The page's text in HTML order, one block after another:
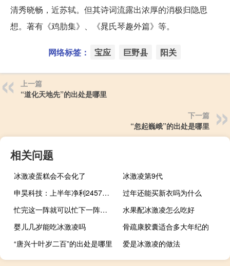
清秀晓畅，近苏轼。但其诗词流露出浓厚的消极归隐思
想。著有《鸡肋集》、《晁氏琴趣外篇》等。
网络标签： 宝应 巨野县 阳关
上一篇
“道化天地先”的出处是哪里
下一篇
“忽起巍峨”的出处是哪里
相关问题
冰激凌蛋糕会不会化了
冰激凌第9代
申昊科技：上半年净利2457万元 同比增长178.26%
过年还能买新衣吗为什么
忙完这一阵就可以忙下一阵了什么梗
水果配冰激凌怎么吃好
婴儿几岁能吃冰激凌吗
骨疏康胶囊适合多大年纪的
“唐兴十叶岁二百”的出处是哪里
爱是冰激凌的做法